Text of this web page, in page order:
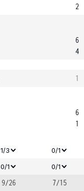
2
6
4
1
6
1
1/3 0/1
0/1 0/1
9/26 7/15